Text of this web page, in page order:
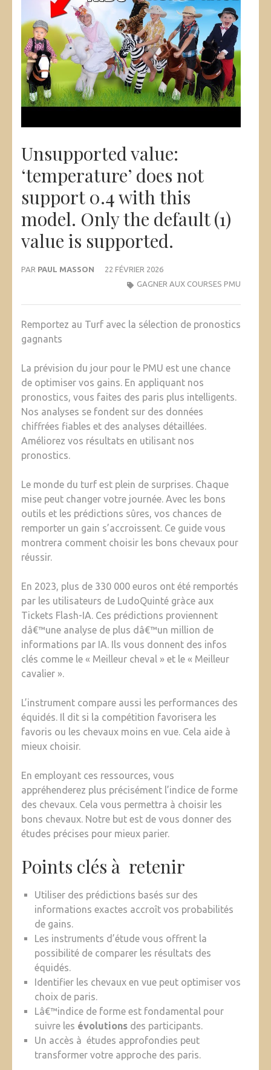
Unsupported value:
‘temperature’ does not
support 0.4 with this
model. Only the default (1)
value is supported.
PAR PAUL MASSON
22 FÉVRIER 2026
GAGNER AUX COURSES PMU
Remportez au Turf avec la sélection de pronostics
gagnants
La prévision du jour pour le PMU est une chance
de optimiser vos gains. En appliquant nos
pronostics, vous faites des paris plus intelligents.
Nos analyses se fondent sur des données
chiffrées fiables et des analyses détaillées.
Améliorez vos résultats en utilisant nos
pronostics.
Le monde du turf est plein de surprises. Chaque
mise peut changer votre journée. Avec les bons
outils et les prédictions sûres, vos chances de
remporter un gain s’accroissent. Ce guide vous
montrera comment choisir les bons chevaux pour
réussir.
En 2023, plus de 330 000 euros ont été remportés
par les utilisateurs de LudoQuinté gràce aux
Tickets Flash-IA. Ces prédictions proviennent
dâ€™une analyse de plus dâ€™un million de
informations par IA. Ils vous donnent des infos
clés comme le « Meilleur cheval » et le « Meilleur
cavalier ».
L’instrument compare aussi les performances des
équidés. Il dit si la compétition favorisera les
favoris ou les chevaux moins en vue. Cela aide à
mieux choisir.
En employant ces ressources, vous
appréhenderez plus précisément l’indice de forme
des chevaux. Cela vous permettra à choisir les
bons chevaux. Notre but est de vous donner des
études précises pour mieux parier.
Points clés à retenir
Utiliser des prédictions basés sur des
informations exactes accroît vos probabilités
de gains.
Les instruments d’étude vous offrent la
possibilité de comparer les résultats des
équidés.
Identifier les chevaux en vue peut optimiser vos
choix de paris.
Lâ€™indice de forme est fondamental pour
suivre les évolutions des participants.
Un accès à études approfondies peut
transformer votre approche des paris.